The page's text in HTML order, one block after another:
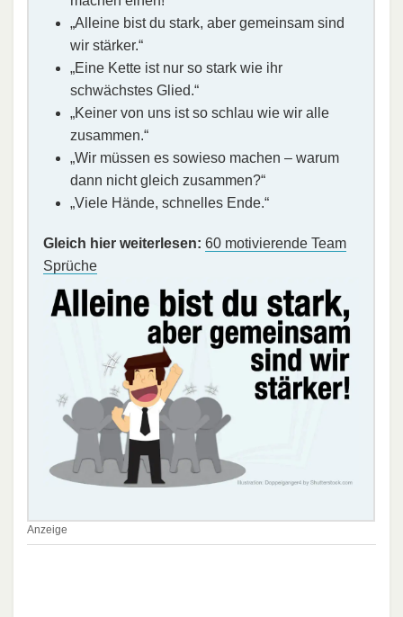
„Alleine bist du stark, aber gemeinsam sind
wir stärker.“
„Eine Kette ist nur so stark wie ihr
schwächstes Glied.“
„Keiner von uns ist so schlau wie wir alle
zusammen.“
„Wir müssen es sowieso machen – warum
dann nicht gleich zusammen?“
„Viele Hände, schnelles Ende.“
Gleich hier weiterlesen: 60 motivierende Team
Sprüche
Anzeige